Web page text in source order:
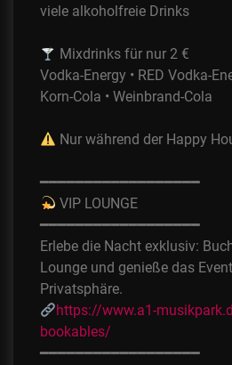
viele alkoholfreie Drinks
Mixdrinks für nur 2 €
Vodka-Energy • RED Vodka-
Korn-Cola • Weinbrand-Cola
Nur während der Happy
━━━━━━━━━━━━━━━━━━
VIP LOUNGE
━━━━━━━━━━━━━━━━━━
Erlebe die Nacht exklusiv:
Lounge und genieße das
Privatsphäre.
https://www.a1-
bookables/
━━━━━━━━━━━━━━━━━━